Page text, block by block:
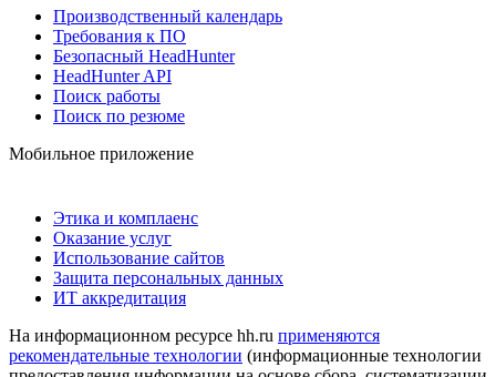
Производственный календарь
Требования к ПО
Безопасный HeadHunter
HeadHunter API
Поиск работы
Поиск по резюме
Мобильное приложение
Этика и комплаенс
Оказание услуг
Использование сайтов
Защита персональных данных
ИТ аккредитация
На информационном ресурсе hh.ru применяются
рекомендательные технологии (информационные технологии